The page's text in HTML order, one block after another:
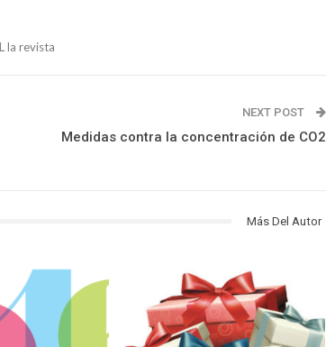
la revista
NEXT POST
Medidas contra la concentración de CO2
Más Del Autor